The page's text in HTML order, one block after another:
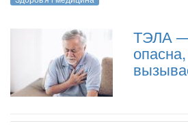
ТЭЛА